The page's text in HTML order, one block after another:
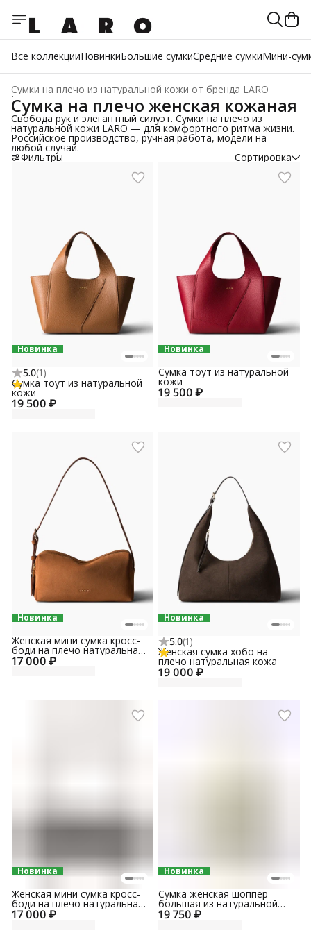
Все коллекцииНовинкиБольшие сумкиСредние сумкиМини-
Сумки на плечо из натуральной кожи от бренда LARO
Главная
Сумка на плечо женская кожаная
Свобода рук и элегантный силуэт. Сумки на плечо из
натуральной кожи LARO — для комфортного ритма жизни.
Российское производство, ручная работа, модели на
любой случай.
Фильтры Сортировка
Новинка
5.0(1)
19 500 ₽
Сумка тоут из натуральной
кожи
Новинка
19 500 ₽
Сумка тоут из натуральной
кожи
Новинка
17 000 ₽
Женская мини сумка кросс-
боди на плечо натуральная
замша
Новинка
5.0(1)
19 000 ₽
Женская сумка хобо на
плечо натуральная кожа
Новинка
17 000 ₽
Женская мини сумка кросс-
боди на плечо натуральная
кожа
Новинка
19 750 ₽
Сумка женская шоппер
большая из натуральной
кожи